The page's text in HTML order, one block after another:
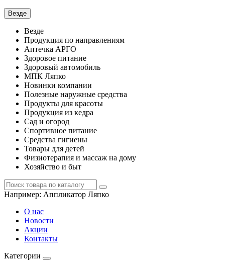
Везде
Везде
Продукция по направлениям
Аптечка АРГО
Здоровое питание
Здоровый автомобиль
МПК Ляпко
Новинки компании
Полезные наружные средства
Продукты для красоты
Продукция из кедра
Сад и огород
Спортивное питание
Средства гигиены
Товары для детей
Физиотерапия и массаж на дому
Хозяйство и быт
Например: Аппликатор Ляпко
О нас
Новости
Акции
Контакты
Категории